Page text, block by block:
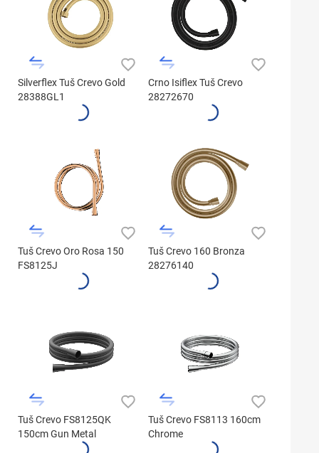
Silverflex Tuš Crevo Gold
28388GL1
Crno Isiflex Tuš Crevo
28272670
Tuš Crevo Oro Rosa 150
FS8125J
Tuš Crevo 160 Bronza
28276140
Tuš Crevo FS8125QK
150cm Gun Metal
Tuš Crevo FS8113 160cm
Chrome